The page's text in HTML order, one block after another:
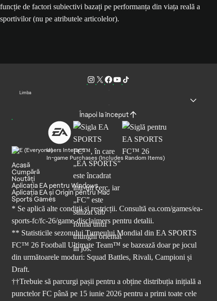
funcție de factori subiectivi bazați pe performanța din viața reală a
sportivilor (nu pe atributele articolelor).
Limba
Înapoi la început
Users Interact
In-game Purchases (Includes Random Items)
Acasă
Cumpără
Noutăți
Aplicația EA pentru Windows
Aplicația EA și Origin pentru Mac
Sports Games
* Se aplică alte condiții și restricții. Consultă ea.com/games/ea-
sports-fc/fc-26/game-disclaimers pentru detalii.
** Statisticile sezonului Turneului Mondial din EA SPORTS
FC™ 26 Football Ultimate Team™ se bazează doar pe jocul
din următoarele moduri: Squad Battles, Rivali, Campioni și
Draft.
††Trebuie să parcurgi pașii pentru a obține distribuția inițială a
punctelor FC până pe 15 iunie 2026 pentru a primi toate cele